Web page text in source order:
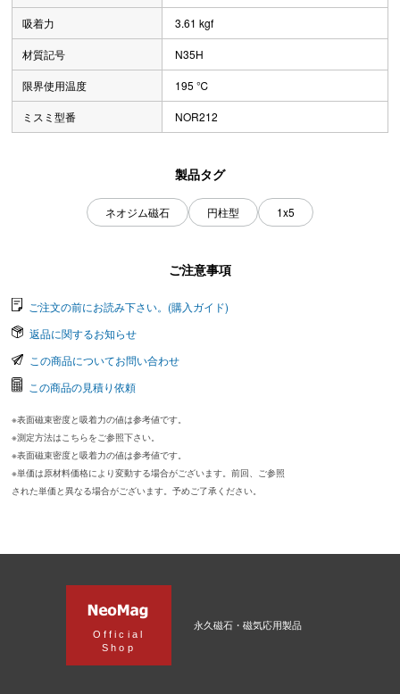
吸着力 3.61 kgf
材質記号 N35H
限界使用温度 195 ℃
ミスミ型番 NOR212
製品タグ
ネオジム磁石 円柱型 1x5
ご注意事項
ご注文の前にお読み下さい。(購入ガイド)
返品に関するお知らせ
この商品についてお問い合わせ
この商品の見積り依頼
※表面磁束密度と吸着力の値は参考値です。
※測定方法はこちらをご参照下さい。
※表面磁束密度と吸着力の値は参考値です。
※単価は原材料価格により変動する場合がございます。前回、ご参照
された単価と異なる場合がございます。予めご了承ください。
Official
Shop
永久磁石・磁気応用製品